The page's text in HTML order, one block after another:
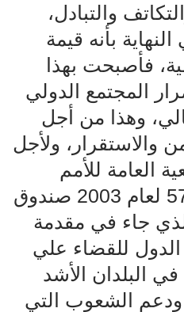
والتبادل،
بأنه قيمة
فأصبحت بهذا
المجتمع الدولي
وهذا من أجل
والاستقرار، ولأجل
العامة للأمم
المتحدة بقرار 57/265 لعام 2003 صندوق
جاء في مقدمة
الدول للقضاء علي
في البلدان الأشد
ودعم الشعوب التي